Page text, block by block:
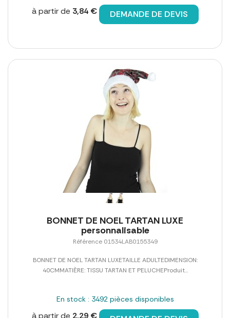
à partir de 3,84 € DEMANDE DE DEVIS
BONNET DE NOEL TARTAN LUXE
personnalisable
Référence 01534LAB0155349
BONNET DE NOEL TARTAN LUXETAILLE ADULTEDIMENSION:
40CMMATIÈRE: TISSU TARTAN ET PELUCHEProduit...
En stock : 3492 pièces disponibles
à partir de 2,29 €